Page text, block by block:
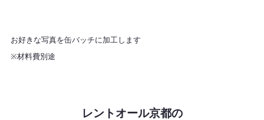
お好きな写真を缶バッチに加工します
※材料費別途
レントオール京都の